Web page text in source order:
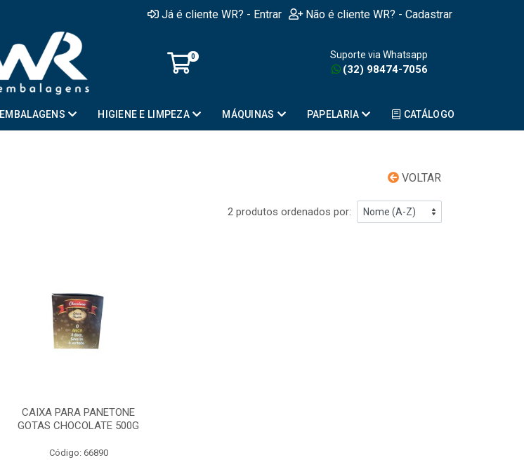
Já é cliente WR? - Entrar Não é cliente WR? - Cadastrar
0 Suporte via Whatsapp
(32) 98474-7056
EMBALAGENS HIGIENE E LIMPEZA MÁQUINAS PAPELARIA CATÁLOGO
VOLTAR
2 produtos ordenados por:
CAIXA PARA PANETONE
GOTAS CHOCOLATE 500G
Código: 66890